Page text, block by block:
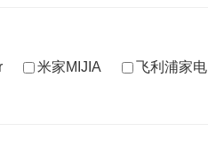
米家MIJIA
飞利浦家电